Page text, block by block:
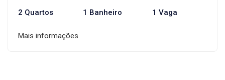
2 Quartos 1 Banheiro 1 Vaga
Mais informações